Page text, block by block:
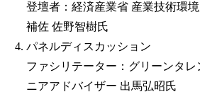
登壇者：経済産業省 産業技術環
補佐 佐野智樹氏
パネルディスカッション
ファシリテーター：グリーンタ
ニアアドバイザー 出馬弘昭氏